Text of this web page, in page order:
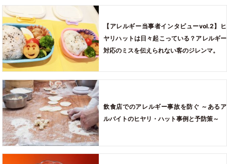
【アレルギー当事者インタビューvol.2】ヒ
ヤリハットは日々起こっている？アレルギー
対応のミスを伝えられない客のジレンマ。
飲食店でのアレルギー事故を防ぐ ～あるア
ルバイトのヒヤリ・ハット事例と予防策～